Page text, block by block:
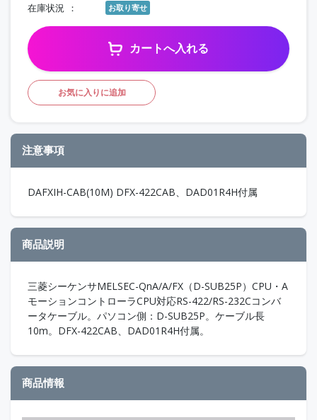
在庫状況 お取り寄せ
カートへ入れる
お気に入りに追加
注意事項
DAFXIH-CAB(10M) DFX-422CAB、DAD01R4H付属
商品説明
三菱シーケンサMELSEC-QnA/A/FX（D-SUB25P）CPU・A
モーションコントローラCPU対応RS-422/RS-232Cコンバ
ータケーブル。パソコン側：D-SUB25P。ケーブル長
10m。DFX-422CAB、DAD01R4H付属。
商品情報